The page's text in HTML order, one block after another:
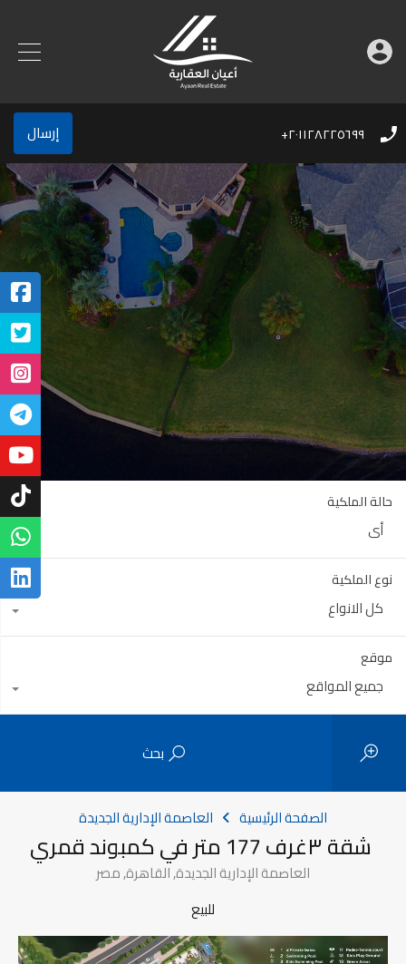
٢٠١١٢٨٢٢٥٦٩٩+ إرسال
حالة الملكية
أي
نوع الملكية
كل الانواع
موقع
جميع المواقع
بحث
الصفحة الرئيسية العاصمة الإدارية الجديدة
شقة ٣غرف 177 متر في كمبوند قمري
العاصمة الإدارية الجديدة, القاهرة, مصر
للبيع